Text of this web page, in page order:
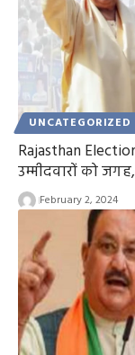
UNCATEGORIZED
Rajasthan
उम्मीदवारों को
February 2, 2024